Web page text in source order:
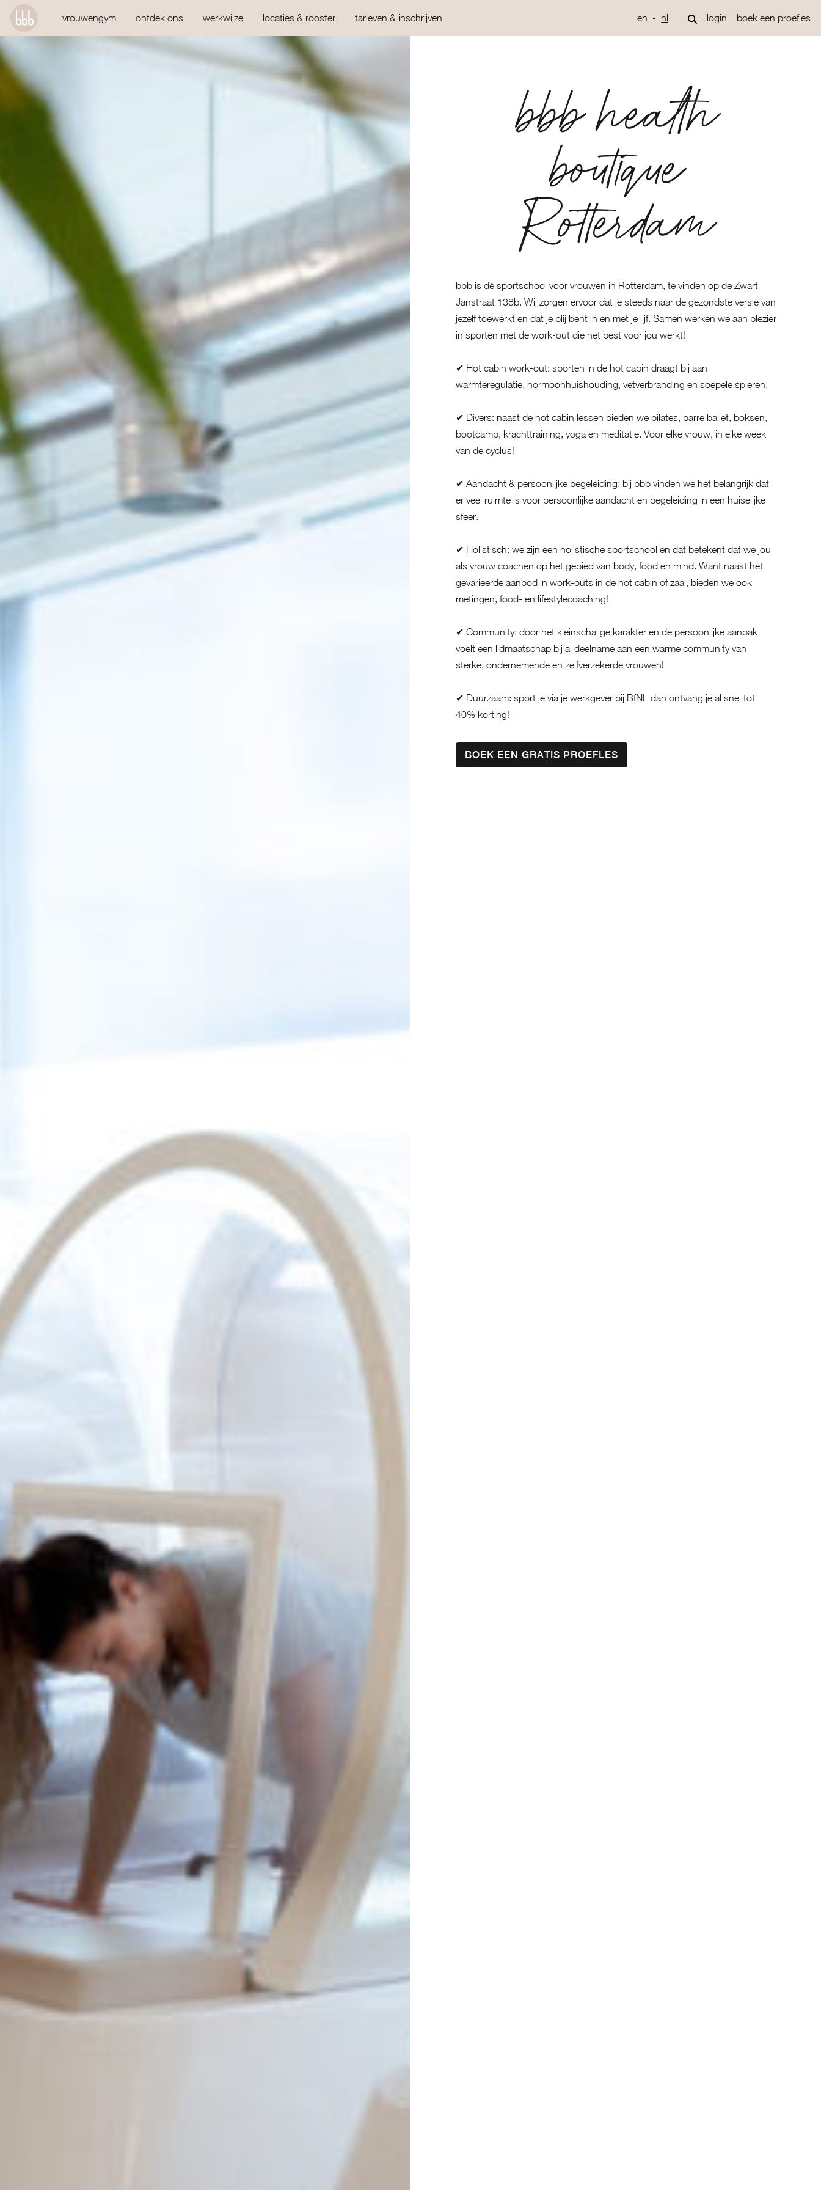
vrouwengym ontdek ons werkwijze locaties & rooster tarieven & inschrijven en nl login boek een proefles
bbb health
boutique
Rotterdam
bbb is dé sportschool voor vrouwen in Rotterdam, te vinden op de Zwart
Janstraat 138b. Wij zorgen ervoor dat je steeds naar de gezondste versie van
jezelf toewerkt en dat je blij bent in en met je lijf. Samen werken we aan plezier
in sporten met de work-out die het best voor jou werkt!
✔ Hot cabin work-out: sporten in de hot cabin draagt bij aan
warmteregulatie, hormoonhuishouding, vetverbranding en soepele spieren.
✔ Divers: naast de hot cabin lessen bieden we pilates, barre ballet, boksen,
bootcamp, krachttraining, yoga en meditatie. Voor elke vrouw, in elke week
van de cyclus!
✔ Aandacht & persoonlijke begeleiding: bij bbb vinden we het belangrijk dat
er veel ruimte is voor persoonlijke aandacht en begeleiding in een huiselijke
sfeer.
✔ Holistisch: we zijn een holistische sportschool en dat betekent dat we jou
als vrouw coachen op het gebied van body, food en mind. Want naast het
gevarieerde aanbod in work-outs in de hot cabin of zaal, bieden we ook
metingen, food- en lifestylecoaching!
✔ Community: door het kleinschalige karakter en de persoonlijke aanpak
voelt een lidmaatschap bij al deelname aan een warme community van
sterke, ondernemende en zelfverzekerde vrouwen!
✔ Duurzaam: sport je via je werkgever bij BfNL dan ontvang je al snel tot
40% korting!
BOEK EEN GRATIS PROEFLES